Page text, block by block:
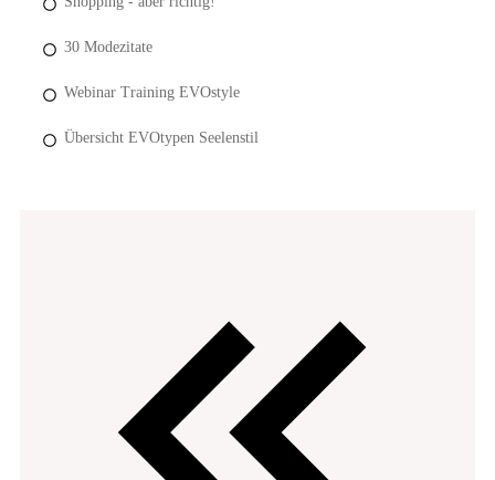
30 Modezitate
Webinar Training EVOstyle
Übersicht EVOtypen Seelenstil